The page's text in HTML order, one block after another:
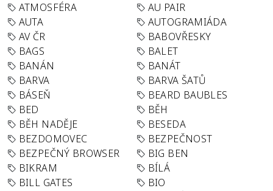
ATMOSFÉRA
AU PAIR
AUTA
AUTOGRAMIÁDA
AV ČR
BABOVŘESKY
BAGS
BALET
BANÁN
BANÁT
BARVA
BARVA ŠATŮ
BÁSEŇ
BEARD BAUBLES
BED
BĚH
BĚH NADĚJE
BESEDA
BEZDOMOVEC
BEZPEČNOST
BEZPEČNÝ BROWSER
BIG BEN
BIKRAM
BÍLÁ
BILL GATES
BIO